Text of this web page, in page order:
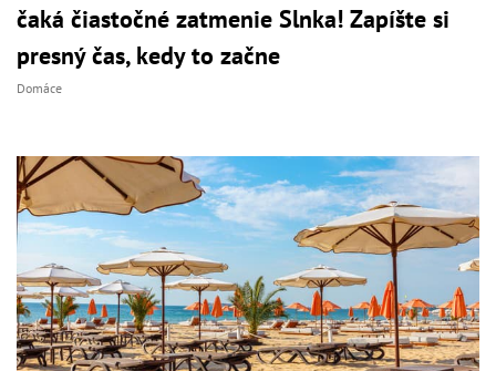
čaká čiastočné zatmenie Slnka! Zapíšte si
presný čas, kedy to začne
Domáce